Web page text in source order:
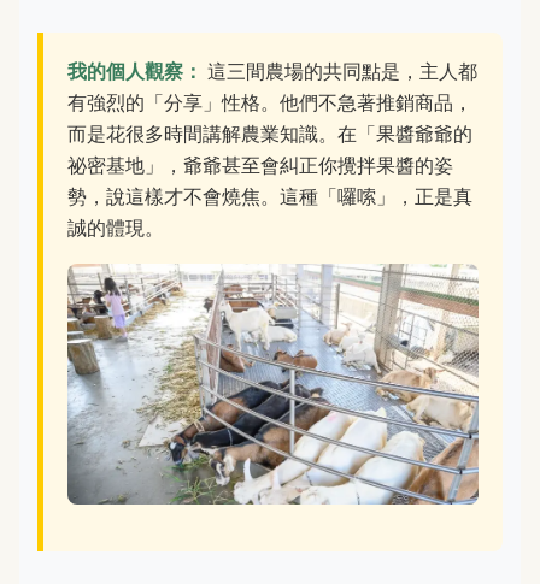
我的個人觀察： 這三間農場的共同點是，主人都
有強烈的「分享」性格。他們不急著推銷商品，
而是花很多時間講解農業知識。在「果醬爺爺的
祕密基地」，爺爺甚至會糾正你攪拌果醬的姿
勢，說這樣才不會燒焦。這種「囉嗦」，正是真
誠的體現。